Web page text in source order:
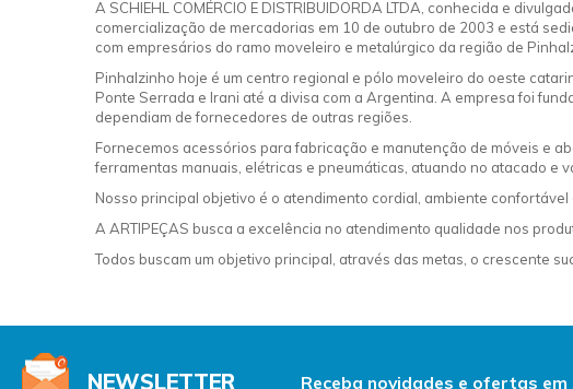
A SCHIEHL COMÉRCIO E DISTRIBUIDORDA LTDA, conhecida e
comercialização de mercadorias em 10 de outubro de 2003 e está
com empresários do ramo moveleiro e metalúrgico da região de
Pinhalzinho hoje é um centro regional e pólo moveleiro do oeste
Ponte Serrada e Irani até a divisa com a Argentina. A empresa foi
dependiam de fornecedores de outras regiões.
Fornecemos acessórios para fabricação e manutenção de móveis e
ferramentas manuais, elétricas e pneumáticas, atuando no atacado e
Nosso principal objetivo é o atendimento cordial, ambiente
A ARTIPEÇAS busca a excelência no atendimento qualidade nos
Todos buscam um objetivo principal, através das metas, o crescente
NEWSLETTER Receba novidades e ofertas em